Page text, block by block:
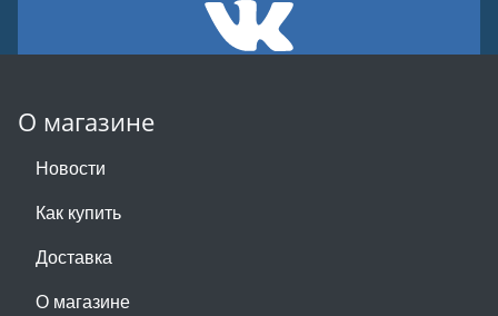
О магазине
Новости
Как купить
Доставка
О магазине